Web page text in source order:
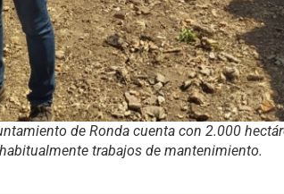
de Ronda cuenta con 2.000
trabajos de mantenimiento.